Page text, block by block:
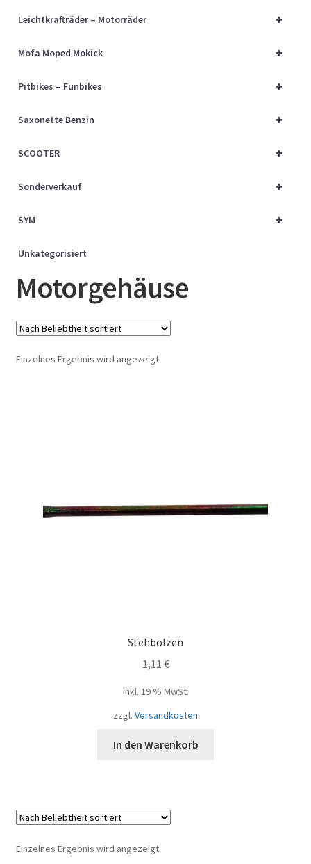
Widerrufsbelehrung
Cart
Checkout
My account
+
Leichtkrafträder – Motorräder
+
Mofa Moped Mokick
+
Pitbikes – Funbikes
+
Saxonette Benzin
+
SCOOTER
+
Sonderverkauf
+
SYM
Unkategorisiert
Motorgehäuse
Einzelnes Ergebnis wird angezeigt
Stehbolzen
1,11 €
inkl. 19 % MwSt.
zzgl. Versandkosten
In den Warenkorb
Einzelnes Ergebnis wird angezeigt